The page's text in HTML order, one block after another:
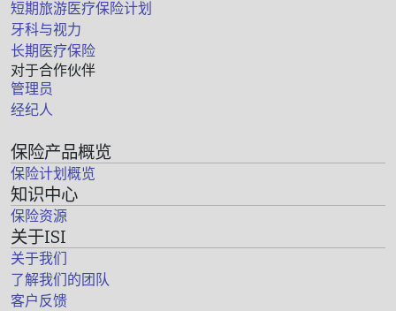
短期旅游医疗保险计划
牙科与视力
长期医疗保险
对于合作伙伴
管理员
经纪人
保险产品概览
保险计划概览
知识中心
保险资源
关于ISI
关于我们
了解我们的团队
客户反馈